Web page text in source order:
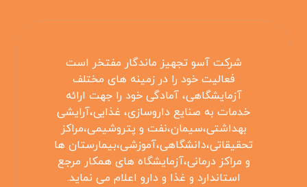
شرکت آسو تجهیز ماندگار مفتخر است
فعالیت خود را در زمینه های مختلف
آزمایشگاهی، آمادگی خود را جهت ارائه
خدمات به صنایع داروسازی، غذایی،آرایشی
بهداشتی،سیمان،نفت و پتروشیمی،مراکز
تحقیقاتی،دانشگاهی،آموزشی،بیمارستان ها
و مراکز درمانی،آزمایشگاه های همکار مرجع
استاندارد و غذا و دارو اعلام می نماید.